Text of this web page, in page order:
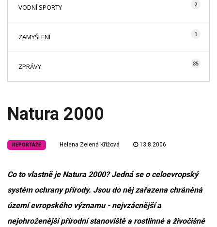
VODNÍ SPORTY 2
ZAMYŠLENÍ 1
ZPRÁVY 85
Natura 2000
REPORTÁŽE Helena Zelená Křížová 13.8.2006
Co to vlastně je Natura 2000? Jedná se o celoevropský
systém ochrany přírody. Jsou do něj zařazena chráněná
území evropského významu - nejvzácnější a
nejohroženější přírodní stanoviště a rostlinné a živočišné